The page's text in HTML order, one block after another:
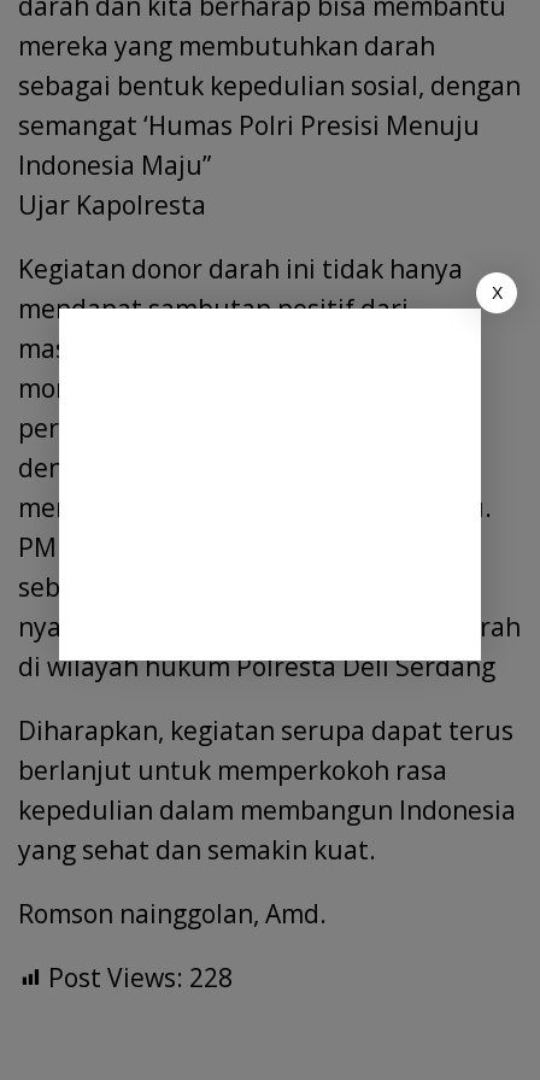
mereka yang membutuhkan darah
sebagai bentuk kepedulian sosial, dengan
semangat ‘Humas Polri Presisi Menuju
Indonesia Maju”
Ujar Kapolresta
Kegiatan donor darah ini tidak hanya
mendapat sambutan positif dari
masyarakat, tetapi juga menjadi
momentum untuk mempererat tali
persaudaraan dan solidaritas, sejalan
dengan visi besar Humas Polri dalam
mendukung Indonesia yang lebih maju.
PMI pun menyambut baik acara ini
sebagai wujud kepedulian sosial yang
nyata dalam memenuhi kebutuhan darah
di wilayah hukum Polresta Deli Serdang
Diharapkan, kegiatan serupa dapat terus
berlanjut untuk memperkokoh rasa
kepedulian dalam membangun Indonesia
yang sehat dan semakin kuat.
Romson nainggolan, Amd.
Post Views: 228
X